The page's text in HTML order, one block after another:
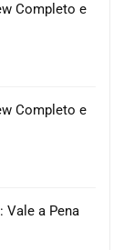
Completo e
Completo e
Vale a Pena